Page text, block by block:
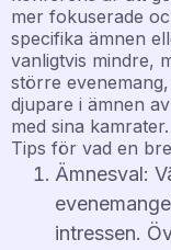
mer fokuserade
specifika ämnen
vanligtvis mindre,
större
djupare i ämnen
med sina kamrater.
Tips för vad en
Ämnesval:
intressen.